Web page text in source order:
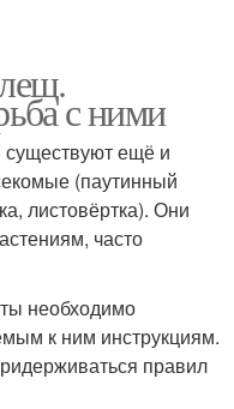
с ними
ещё и
(паутинный
листовёртка). Они
часто
необходимо
к ним инструкциям.
правил